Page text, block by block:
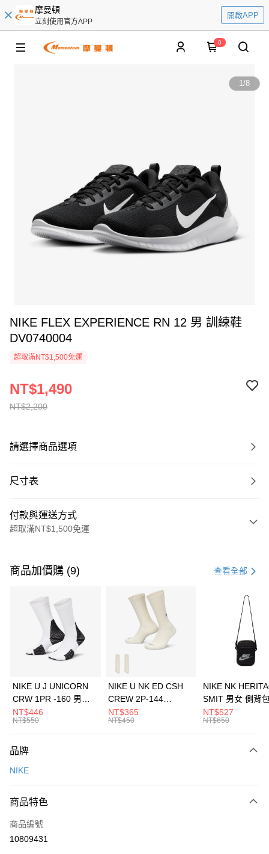
摩曼頓
立刻使用官方APP
開啟APP
0
1/8
NIKE FLEX EXPERIENCE RN 12 男 訓練鞋
DV0740004
超取滿NT$1,500免運
NT$2,200
NT$1,490
請選擇商品選項
尺寸表
付款與運送方式
超取滿NT$1,500免運
信用卡一次付款
3 期 0 利率 每期 21家銀行
合作金庫商業銀行
第一商業銀行
華南商業銀行
彰化商業銀行
上海商業儲蓄銀行
元大商業銀行
台灣樂天信用卡公司
Apple Pay
全盈+PAY
AFTEE先享後付
【關於「AFTEE先享後付」】
便利好安心！
３．安心：先確認商品／服務後，再付款。
【「AFTEE先享後付」結帳流程】
１．於結帳方式選擇「AFTEE先享後付」後，將跳轉至「AFTEE先享後付」
運送方式
每筆NT$100，滿NT$1,500(含以上)免運費
宅配
每筆NT$100，滿NT$1,500(含以上)免運費
商品加價購 (9) 查看全部
NIKE U J UNICORN
CRW 1PR -160 男女
中統襪 FZ3393100
NT$446
NT$550
NIKE U NK ED CSH
CREW 2P-144
EMBRDY 男女 短統襪
FZ3073133
NT$365
NT$450
NIKE NK
SMIT 男女 側背
BA5871010
NT$527
NT$650
品牌
NIKE
商品特色
商品編號
10809431